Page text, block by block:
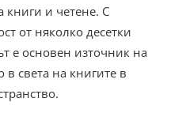
книги и четене. С
от няколко десетки
е основен източник на
света на книгите в